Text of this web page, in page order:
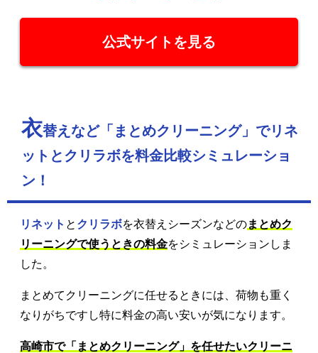
公式サイトを見る
衣替えなど「まとめクリーニング」でリネ
ットとクリラボを料金比較シミュレーショ
ン！
リネット と クリラボを衣替えシーズンなどのまとめク
リーニングで使うときの料金をシミュレーションしま
した。
まとめてクリーニングに任せるときには、荷物も重く
なりがちですし特に料金の高い安いが気になります。
高崎市で「まとめクリーニング」を任せたいクリーニ